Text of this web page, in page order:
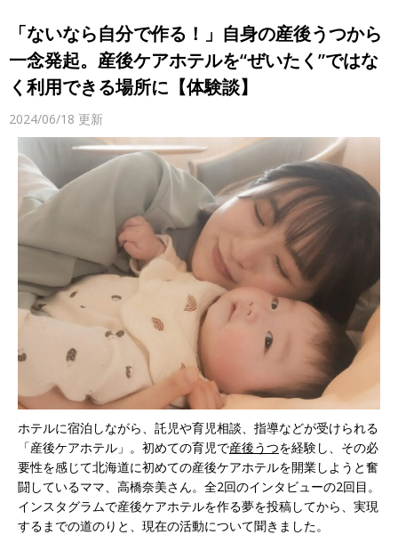
「ないなら自分で作る！」自身の産後うつから
一念発起。産後ケアホテルを“ぜいたく”ではな
く利用できる場所に【体験談】
2024/06/18 更新
ホテルに宿泊しながら、託児や育児相談、指導などが受けられる
「産後ケアホテル」。初めての育児で産後うつを経験し、その必
要性を感じて北海道に初めての産後ケアホテルを開業しようと奮
闘しているママ、高橋奈美さん。全2回のインタビューの2回目。
インスタグラムで産後ケアホテルを作る夢を投稿してから、実現
するまでの道のりと、現在の活動について聞きました。